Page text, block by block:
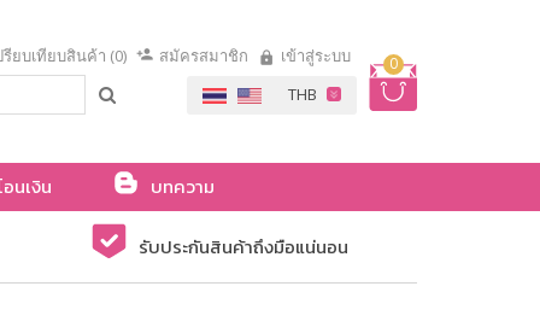
0
รียบเทียบสินค้า (0) สมัครสมาชิก เข้าสู่ระบบ
นเงิน
บทความ
รับประกันสินค้าถึงมือแน่นอน